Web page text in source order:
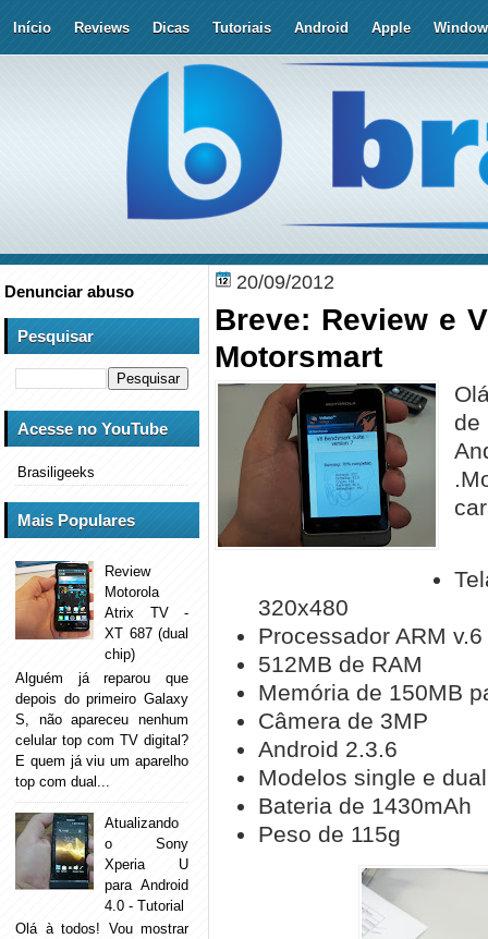
Início Reviews Dicas Tutoriais Android Apple
20/09/2012
Breve: Review e
Motorsmart
de
320x480
Processador ARM
512MB de RAM
Memória de 150MB
Câmera de 3MP
Android 2.3.6
Modelos single e
Bateria de 1430mAh
Peso de 115g
Denunciar abuso
Pesquisar
Acesse no YouTube
Brasiligeeks
Mais Populares
Review
Motorola
Atrix TV -
XT 687 (dual
chip)
Alguém já reparou que
depois do primeiro Galaxy
S, não apareceu nenhum
celular top com TV digital?
E quem já viu um aparelho
top com dual...
Atualizando
o Sony
Xperia U
para Android
4.0 - Tutorial
Olá à todos! Vou mostrar